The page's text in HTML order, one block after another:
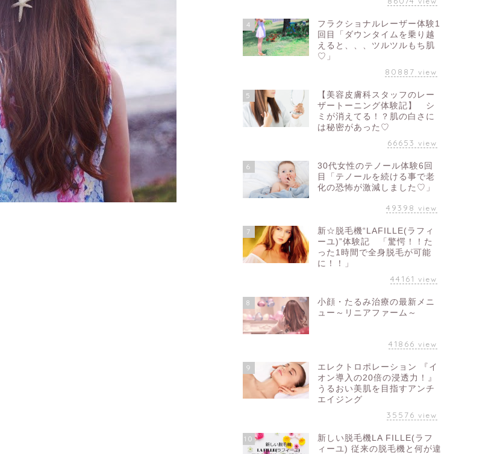
4
フラクショナルレーザー体験1
回目「ダウンタイムを乗り越
えると、、、ツルツルもち肌
♡」
80887 view
5
【美容皮膚科スタッフのレー
ザートーニング体験記】 シ
ミが消えてる！？肌の白さに
は秘密があった♡
66653 view
6
30代女性のテノール体験6回
目「テノールを続ける事で老
化の恐怖が激減しました♡」
49398 view
7
新☆脱毛機“LAFILLE(ラフィ
ーユ)”体験記 「驚愕！！た
った1時間で全身脱毛が可能
に！！」
44161 view
8
小顔・たるみ治療の最新メニ
ュー～リニアファーム～
41866 view
9
エレクトロポレーション 『イ
オン導入の20倍の浸透力！』
うるおい美肌を目指すアンチ
エイジング
35576 view
10
新しい脱毛機LA FILLE(ラフ
ィーユ) 従来の脱毛機と何が違